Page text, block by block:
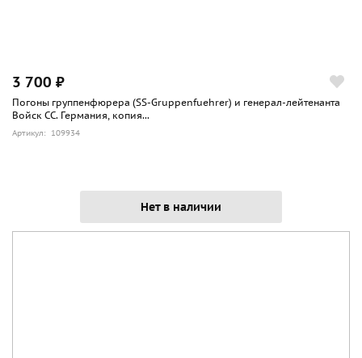
3 700 ₽
Погоны группенфюрера (SS-Gruppenfuehrer) и генерал-лейтенанта
Войск СС. Германия, копия...
Артикул: 109934
Нет в наличии